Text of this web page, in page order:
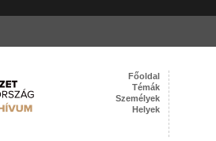
Főoldal
Témák
Személyek
Helyek